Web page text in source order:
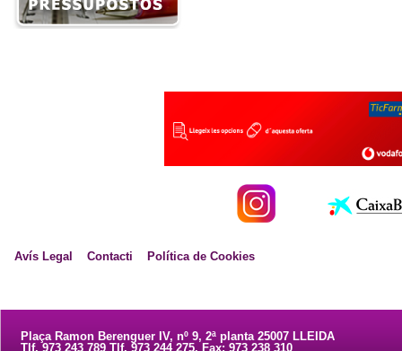
Avís Legal Contacti Política de Cookies
Plaça Ramon Berenguer IV, nº 9, 2ª planta 25007 LLEIDA
Tlf. 973 243 789 Tlf. 973 244 275. Fax: 973 238 310